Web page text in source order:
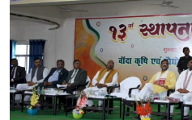
मनोरंजन
गैलरी